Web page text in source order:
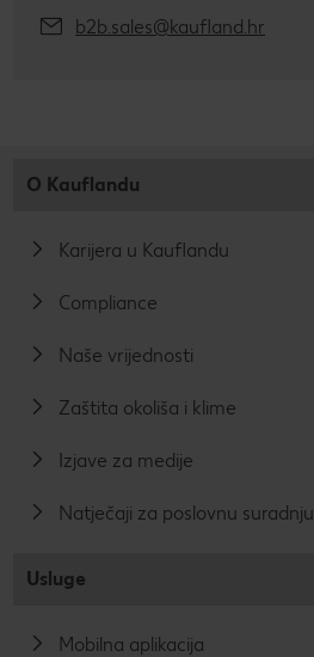
b2b.sales@kaufland.hr
O Kauflandu
Karijera u Kauflandu
Compliance
Naše vrijednosti
Zaštita okoliša i klime
Izjave za medije
Natječaji za poslovnu suradnju
Usluge
Mobilna aplikacija